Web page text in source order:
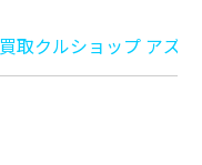
取クルショップ アズ